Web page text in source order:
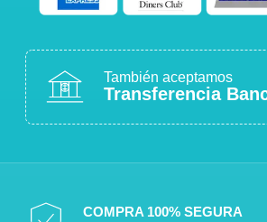
También aceptamos
Transferencia
COMPRA 100% SEGURA